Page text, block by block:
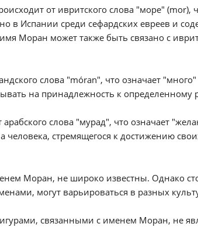
от ивритского слова "море" (mor),
в Испании среди сефардских евреев и
Моран может также быть связано с
слова "móran", что означает
на принадлежность к определенному
слова "мурад", что означает
стремящегося к достижению
Моран, не широко известны. Однако
могут варьироваться в разных
связанными с именем Моран, не